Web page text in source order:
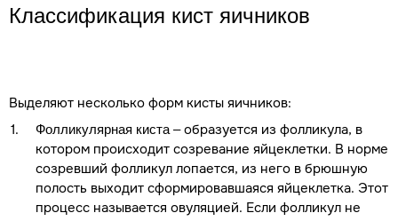
Классификация кист яичников
Выделяют несколько форм кисты яичников:
Фолликулярная киста– образуется из фолликула, в
котором происходит созревание яйцеклетки. В норме
созревший фолликул лопается, из него в брюшную
полость выходит сформировавшаяся яйцеклетка. Этот
процесс называется овуляцией. Если фолликул не